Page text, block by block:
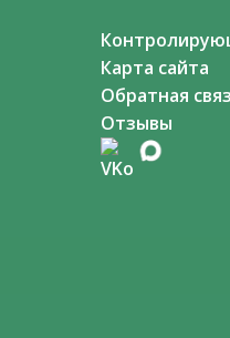
Карта сайта
Обратная
Отзывы